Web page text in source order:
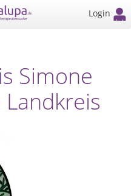
Login
Simone